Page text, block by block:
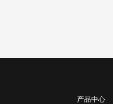
产品中心